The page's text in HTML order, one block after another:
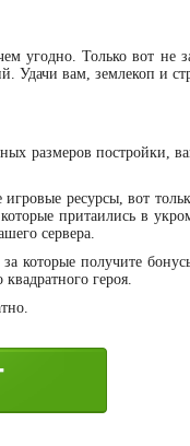
угодно. Только вот не
Удачи вам, землекоп и
размеров постройки,
ресурсы, вот
притаились в
сервера.
которые получите
героя.